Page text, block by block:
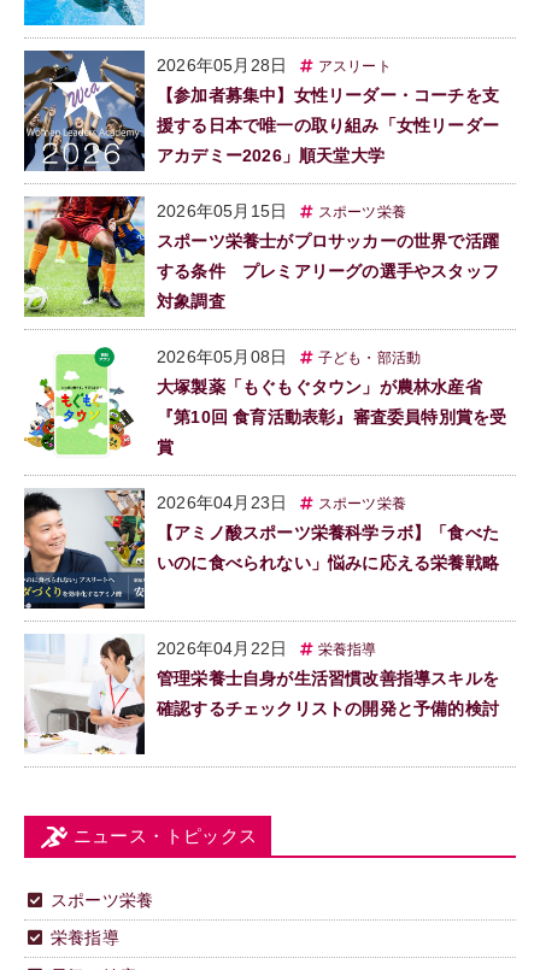
2026年05月28日 アスリート
【参加者募集中】女性リーダー・コーチを支
援する日本で唯一の取り組み「女性リーダー
アカデミー2026」順天堂大学
2026年05月15日 スポーツ栄養
スポーツ栄養士がプロサッカーの世界で活躍
する条件 プレミアリーグの選手やスタッフ
対象調査
2026年05月08日 子ども・部活動
大塚製薬「もぐもぐタウン」が農林水産省
『第10回 食育活動表彰』審査委員特別賞を受
賞
2026年04月23日 スポーツ栄養
【アミノ酸スポーツ栄養科学ラボ】「食べた
いのに食べられない」悩みに応える栄養戦略
2026年04月22日 栄養指導
管理栄養士自身が生活習慣改善指導スキルを
確認するチェックリストの開発と予備的検討
ニュース・トピックス
スポーツ栄養
栄養指導